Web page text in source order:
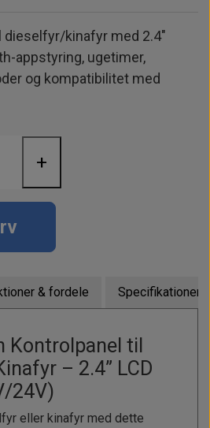
& Kontakter
Værktøj
Tilbehør
propeller
Additive
& Svampe m.m.
El-artikler
Solceller
Strøm
Outlet
Gavekort
af bådudstyr
Hvem er vi
hos Shop12volt
Kontakt
login
dieselfyr/kinafyr med 2.4"
appstyring, ugetimer,
og kompatibilitet med
+
& fordele Specifikationer
Kontrolpanel til
– 2.4” LCD
24V)
eller kinafyr med dette